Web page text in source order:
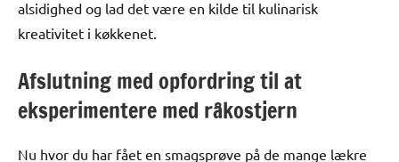
alsidighed og lad det være en kilde til kulinarisk
kreativitet i køkkenet.
Afslutning med opfordring til at
eksperimentere med råkostjern
Nu hvor du har fået en smagsprøve på de mange lækre